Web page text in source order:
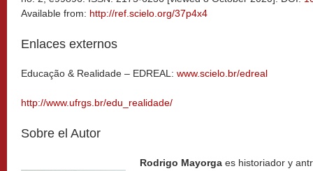
Available from: http://ref.scielo.org/37p4x4
Enlaces externos
Educação & Realidade – EDREAL: www.scielo.br/edreal
http://www.ufrgs.br/edu_realidade/
Sobre el Autor
Rodrigo Mayorga es historiador y